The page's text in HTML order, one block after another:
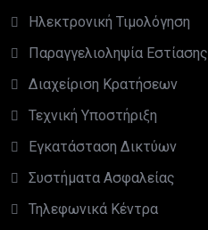
Ηλεκτρονική Τιμολόγηση
Παραγγελιοληψία Εστίασης
Διαχείριση Κρατήσεων
Τεχνική Υποστήριξη
Εγκατάσταση Δικτύων
Συστήματα Ασφαλείας
Τηλεφωνικά Κέντρα